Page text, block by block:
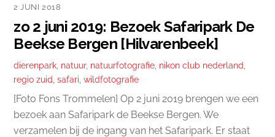
2 JUNI 2018
zo 2 juni 2019: Bezoek Safaripark De
Beekse Bergen [Hilvarenbeek]
dierenpark, natuur, natuurfotografie, nikon club nederland,
regio zuid,safari,wildfotografie
[Foto Fons Trommelen] Op 2 juni 2019 brengen we een
bezoek aan Safaripark de Beekse Bergen. We
verzamelen bij de ingang van het Safaripark. Er staat